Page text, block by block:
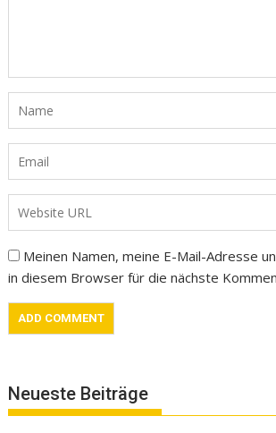
Meinen Namen, meine E-Mail-Adresse
in diesem Browser für die nächste
Neueste Beiträge